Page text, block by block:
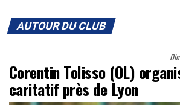
AUTOUR DU CLUB
Corentin Tolisso (OL)
caritatif près de Lyon